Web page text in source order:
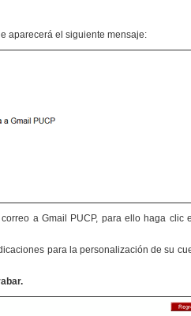
aparecerá el siguiente mensaje:
a Gmail PUCP, para ello haga clic
para la personalización de su